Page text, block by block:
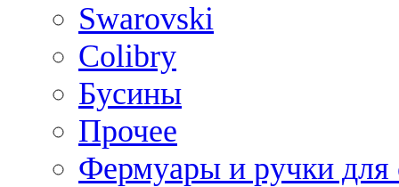
Swarovski
Colibry
Бусины
Прочее
Фермуары и ручки для